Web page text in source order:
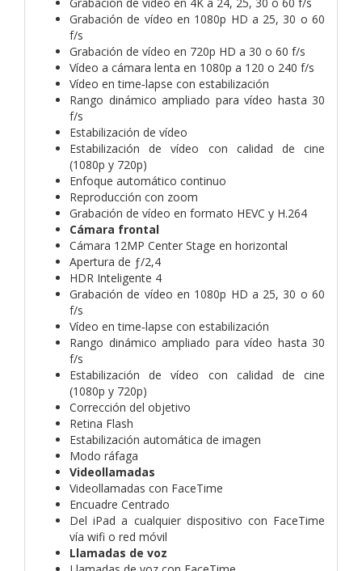
Grabación de vídeo en 1080p HD a 25, 30 o 60
f/s
Grabación de vídeo en 720p HD a 30 o 60 f/s
Vídeo a cámara lenta en 1080p a 120 o 240 f/s
Vídeo en time‑lapse con estabili­zación
Rango dinámico ampliado para vídeo hasta 30
f/s
Estabilización de vídeo
Estabilización de vídeo con calidad de cine
(1080p y 720p)
Enfoque automático continuo
Reproducción con zoom
Grabación de vídeo en formato HEVC y H.264
Cámara frontal
Cámara 12MP Center Stage en horizontal
Apertura de ƒ/2,4
HDR Inteligente 4
Grabación de vídeo en 1080p HD a 25, 30 o 60
f/s
Vídeo en time‑lapse con estabili­zación
Rango dinámico ampliado para vídeo hasta 30
f/s
Estabilización de vídeo con calidad de cine
(1080p y 720p)
Corrección del objetivo
Retina Flash
Estabilización automática de imagen
Modo ráfaga
Videollamadas
Videollamadas con FaceTime
Encuadre Centrado
Del iPad a cualquier dispositivo con FaceTime
vía wifi o red móvil
Llamadas de voz